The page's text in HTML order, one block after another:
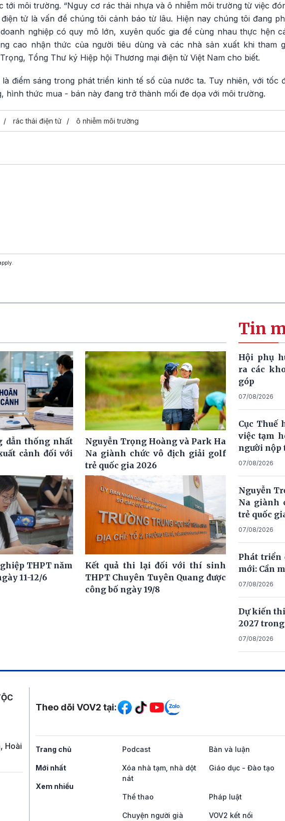
tới môi trường. “Nguy cơ rác thải nhựa và ô nhiễm môi trường từ việc
tử là vấn đề chúng tôi cảnh báo từ lâu. Hiện nay chúng tôi đang
nghiệp có quy mô lớn, xuyên quốc gia để cùng nhau thực hện
cao nhận thức của người tiêu dùng và các nhà sản xuất khi tham
Tổng Thư ký Hiệp hội Thương mại điện tử Việt Nam cho biết.
điểm sáng trong phát triển kinh tế số của nước ta. Tuy nhiên, với tốc
hình thức mua - bán này đang trở thành mối đe dọa với môi trường.
rác thải điện tử ô nhiễm môi trường
dẫn thống nhất
cảnh đối với
Nguyễn Trọng Hoàng và Park Ha
Na giành chức vô địch giải golf
trẻ quốc gia 2026
THPT năm
11-12/6
Kết quả thi lại đối với thí sinh
THPT Chuyên Tuyên Quang được
công bố ngày 19/8
Tin
Hội phụ
ra các
góp
07/08/2026
Cục Thuế
việc tạm
người nộp
07/08/2026
Nguyễn
Na giành
trẻ quốc
07/08/2026
Phát triển
mới: Cần
07/08/2026
Dự kiến
2027 trong
07/08/2026
Hoài
Mạng xã hội
Theo dõi VOV2 tại:
Trang chủ
Mới nhất
Xem nhiều
Podcast Bàn và luận
Xóa nhà tạm, nhà dột
nát
Giáo dục - Đào tạo
Thể thao Pháp luật
Chuyện người già VOV2 kết nối